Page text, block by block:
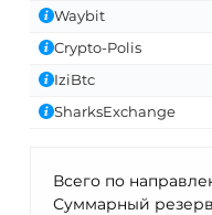
Waybit
Crypto-Polis
IziBtc
SharksExchange
Всего по
Суммарный